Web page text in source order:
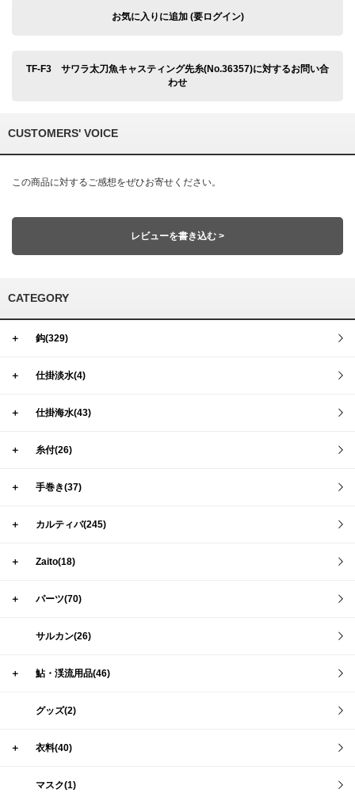
お気に入りに追加 (要ログイン)
TF-F3 サワラ太刀魚キャスティング先糸(No.36357)に対するお問い合
わせ
CUSTOMERS' VOICE
この商品に対するご感想をぜひお寄せください。
レビューを書き込む >
CATEGORY
＋ 鈎(329)
＋ 仕掛淡水(4)
＋ 仕掛海水(43)
＋ 糸付(26)
＋ 手巻き(37)
＋ カルティバ(245)
＋ Zaito(18)
＋ パーツ(70)
サルカン(26)
＋ 鮎・渓流用品(46)
グッズ(2)
＋ 衣料(40)
マスク(1)